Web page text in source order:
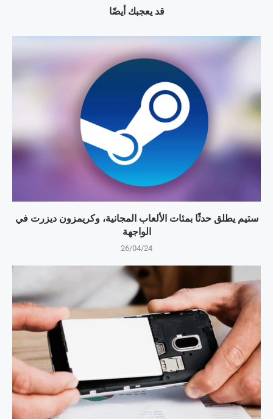
قد يعجبك أيضًا
ستيم يطلق حدثًا بمئات الألعاب المجانية، وكريمزون ديزرت في
الواجهة
26/04/24